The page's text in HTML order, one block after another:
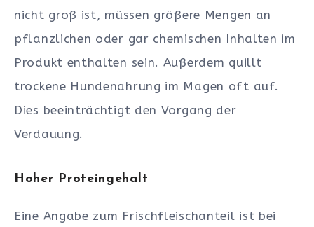
nicht groß ist, müssen größere Mengen an
pflanzlichen oder gar chemischen Inhalten im
Produkt enthalten sein. Außerdem quillt
trockene Hundenahrung im Magen oft auf.
Dies beeinträchtigt den Vorgang der
Verdauung.
Hoher Proteingehalt
Eine Angabe zum Frischfleischanteil ist bei